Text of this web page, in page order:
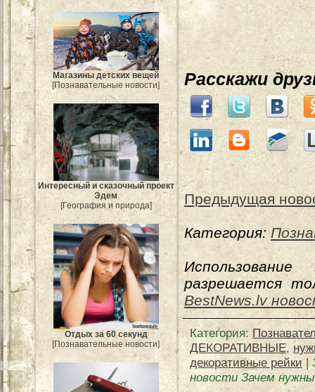
Магазины детских вещей
[Познавательные новости]
Интересный и сказочный проект
Эдем
[География и природа]
Отдых за 60 секунд
[Познавательные новости]
Расскажи
Предыдущая
Категория:
разрешается
BestNews.lv
Категория:
ДЕКОРАТИВНЫЕ,
декоративные рейки|
новости Зачем